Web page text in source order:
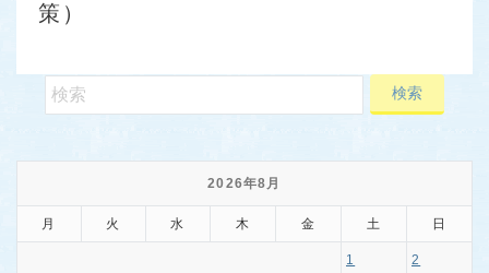
策）
2026年8月
月 火 水 木 金 土 日
1 2